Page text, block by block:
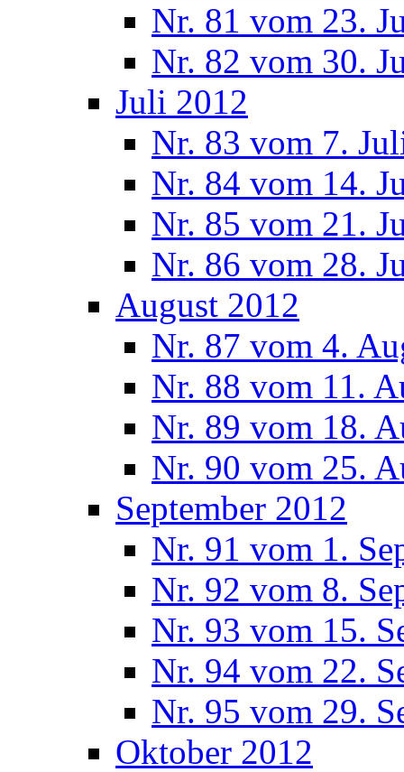
Nr. 81 vom 23.
Nr. 82 vom 30.
Juli 2012
Nr. 83 vom 7.
Nr. 84 vom 14.
Nr. 85 vom 21.
Nr. 86 vom 28.
August 2012
Nr. 87 vom 4.
Nr. 88 vom 11.
Nr. 89 vom 18.
Nr. 90 vom 25.
September 2012
Nr. 91 vom 1.
Nr. 92 vom 8.
Nr. 93 vom 15.
Nr. 94 vom 22.
Nr. 95 vom 29.
Oktober 2012